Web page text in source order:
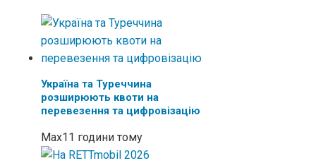
Україна та Туреччина
розширюють квоти на
перевезення та цифровізацію
Max11 години тому